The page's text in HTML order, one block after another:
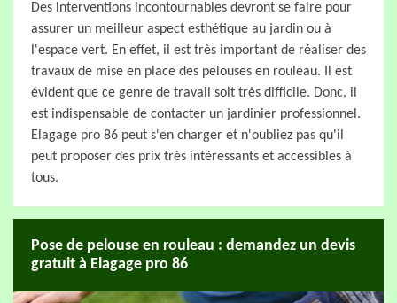
Des interventions incontournables devront se faire pour
assurer un meilleur aspect esthétique au jardin ou à
l'espace vert. En effet, il est très important de réaliser des
travaux de mise en place des pelouses en rouleau. Il est
évident que ce genre de travail soit très difficile. Donc, il
est indispensable de contacter un jardinier professionnel.
Elagage pro 86 peut s'en charger et n'oubliez pas qu'il
peut proposer des prix très intéressants et accessibles à
tous.
Pose de pelouse en rouleau : demandez un devis
gratuit à Elagage pro 86